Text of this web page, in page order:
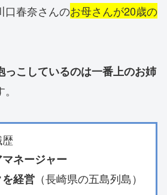
口春奈さんのお母さんが20歳の
っこしているのは一番上のお姉
ネージャー
経営 （長崎県の五島列島）